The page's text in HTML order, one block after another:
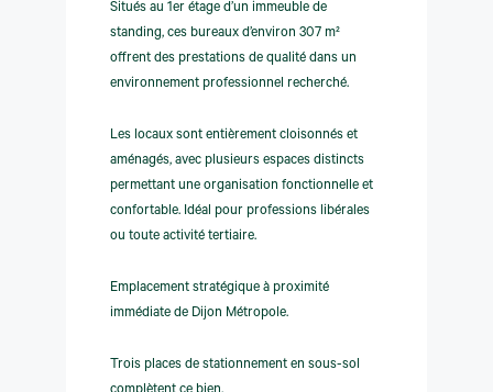
Situés au 1er étage d’un immeuble de
standing, ces bureaux d’environ 307 m²
offrent des prestations de qualité dans un
environnement professionnel recherché.
Les locaux sont entièrement cloisonnés et
aménagés, avec plusieurs espaces distincts
permettant une organisation fonctionnelle et
confortable. Idéal pour professions libérales
ou toute activité tertiaire.
Emplacement stratégique à proximité
immédiate de Dijon Métropole.
Trois places de stationnement en sous-sol